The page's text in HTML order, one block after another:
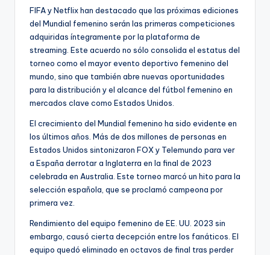
FIFA y Netflix han destacado que las próximas ediciones
del Mundial femenino serán las primeras competiciones
adquiridas íntegramente por la plataforma de
streaming. Este acuerdo no sólo consolida el estatus del
torneo como el mayor evento deportivo femenino del
mundo, sino que también abre nuevas oportunidades
para la distribución y el alcance del fútbol femenino en
mercados clave como Estados Unidos.
El crecimiento del Mundial femenino ha sido evidente en
los últimos años. Más de dos millones de personas en
Estados Unidos sintonizaron FOX y Telemundo para ver
a España derrotar a Inglaterra en la final de 2023
celebrada en Australia. Este torneo marcó un hito para la
selección española, que se proclamó campeona por
primera vez.
Rendimiento del equipo femenino de EE. UU. 2023 sin
embargo, causó cierta decepción entre los fanáticos. El
equipo quedó eliminado en octavos de final tras perder